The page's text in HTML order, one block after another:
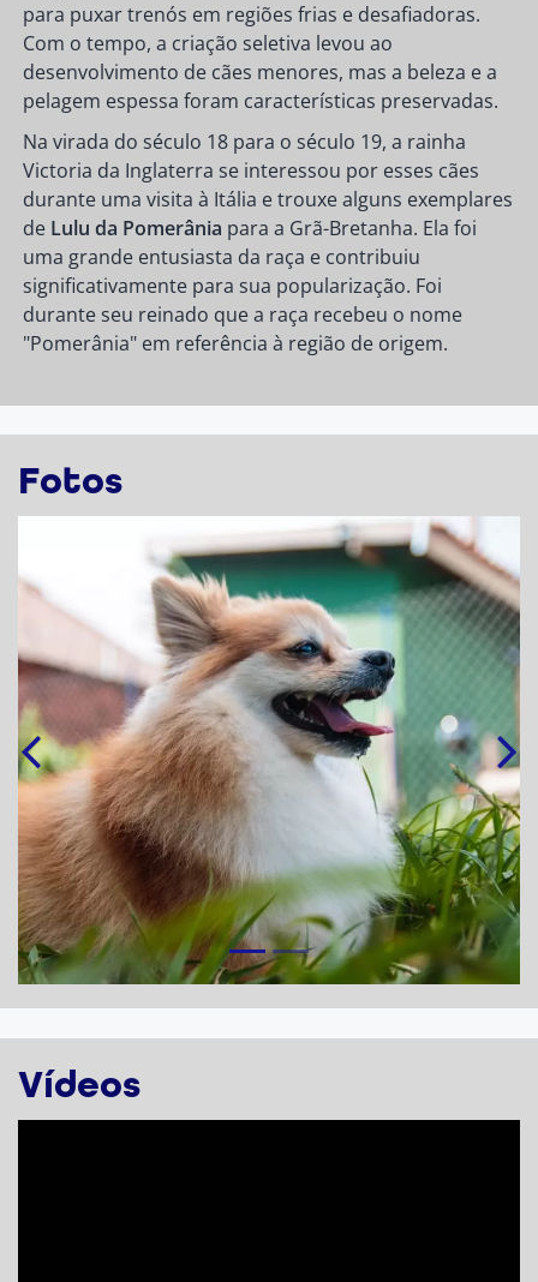
para puxar trenós em regiões frias e desafiadoras.
Com o tempo, a criação seletiva levou ao
desenvolvimento de cães menores, mas a beleza e a
pelagem espessa foram características preservadas.
Na virada do século 18 para o século 19, a rainha
Victoria da Inglaterra se interessou por esses cães
durante uma visita à Itália e trouxe alguns exemplares
de Lulu da Pomerânia para a Grã-Bretanha. Ela foi
uma grande entusiasta da raça e contribuiu
significativamente para sua popularização. Foi
durante seu reinado que a raça recebeu o nome
"Pomerânia" em referência à região de origem.
Fotos
Vídeos